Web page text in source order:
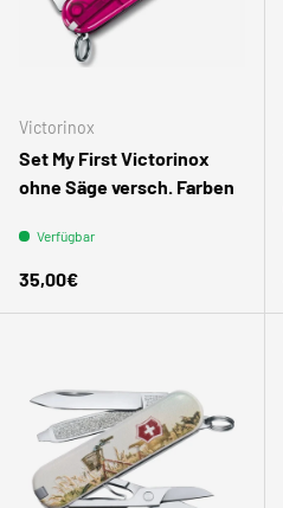
Victorinox
Set My First Victorinox
ohne Säge versch. Farben
Verfügbar
Normaler Preis
35,00€